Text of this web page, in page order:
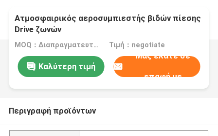
Ατμοσφαιρικός αεροσυμπιεστής βιδών πίεσης
Drive ζωνών
MOQ：Διαπραγματευτείτε Τιμή：negotiate
Καλύτερη τιμή
Μας ελάτε σε
επαφή με
Περιγραφή προϊόντων